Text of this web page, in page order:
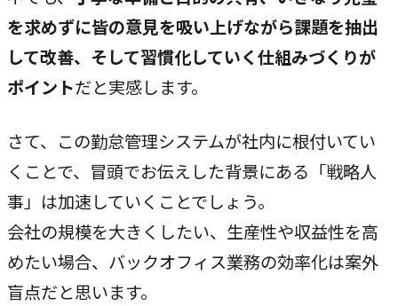
を求めずに皆の意見を吸い上げながら課題を抽出
して改善、そして習慣化していく仕組みづくりが
ポイントだと実感します。
さて、この勤怠管理システムが社内に根付いてい
くことで、冒頭でお伝えした背景にある「戦略人
事」は加速していくことでしょう。
会社の規模を大きくしたい、生産性や収益性を高
めたい場合、バックオフィス業務の効率化は案外
盲点だと思います。